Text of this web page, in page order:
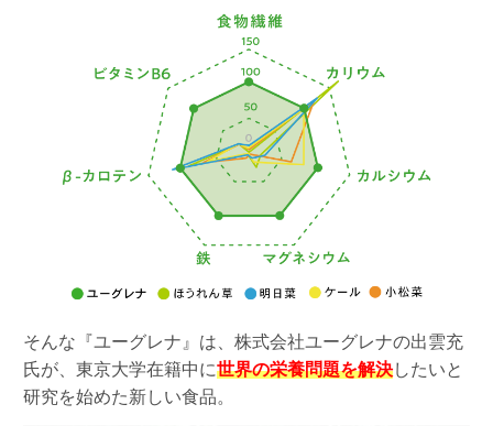
そんな『ユーグレナ』は、株式会社ユーグレナの出雲充
氏が、東京大学在籍中に世界の栄養問題を解決したいと
研究を始めた新しい食品。